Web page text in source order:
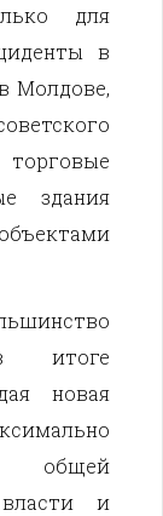
для
в
Молдове,
здания
итоге
новая
общей
и